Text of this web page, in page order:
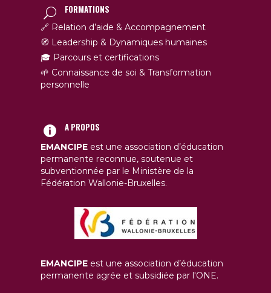
FORMATIONS
🔗 Relation d’aide & Accompagnement
🧭 Leadership & Dynamiques humaines
🎓 Parcours et certifications
🌱 Connaissance de soi & Transformation
personnelle
A PROPOS
EMANCIPE est une association d’éducation
permanente reconnue, soutenue et
subventionnée par le Ministère de la
Fédération Wallonie-Bruxelles.
EMANCIPE est une association d’éducation
permanente agrée et subsidiée par l'ONE.